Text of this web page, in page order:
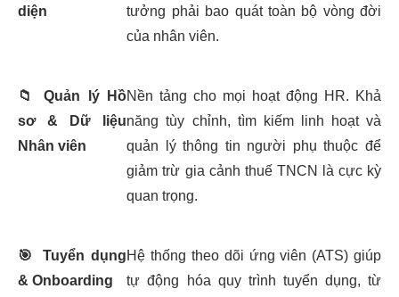
diện
tưởng phải bao quát toàn bộ vòng đời
của nhân viên.
📁
Quản lý Hồ
sơ & Dữ liệu
Nhân viên
Nền tảng cho mọi hoạt động HR. Khả
năng tùy chỉnh, tìm kiếm linh hoạt và
quản lý thông tin người phụ thuộc để
giảm trừ gia cảnh thuế TNCN là cực kỳ
quan trọng.
🎯
Tuyển dụng
& Onboarding
Hệ thống theo dõi ứng viên (ATS) giúp
tự động hóa quy trình tuyển dụng, từ